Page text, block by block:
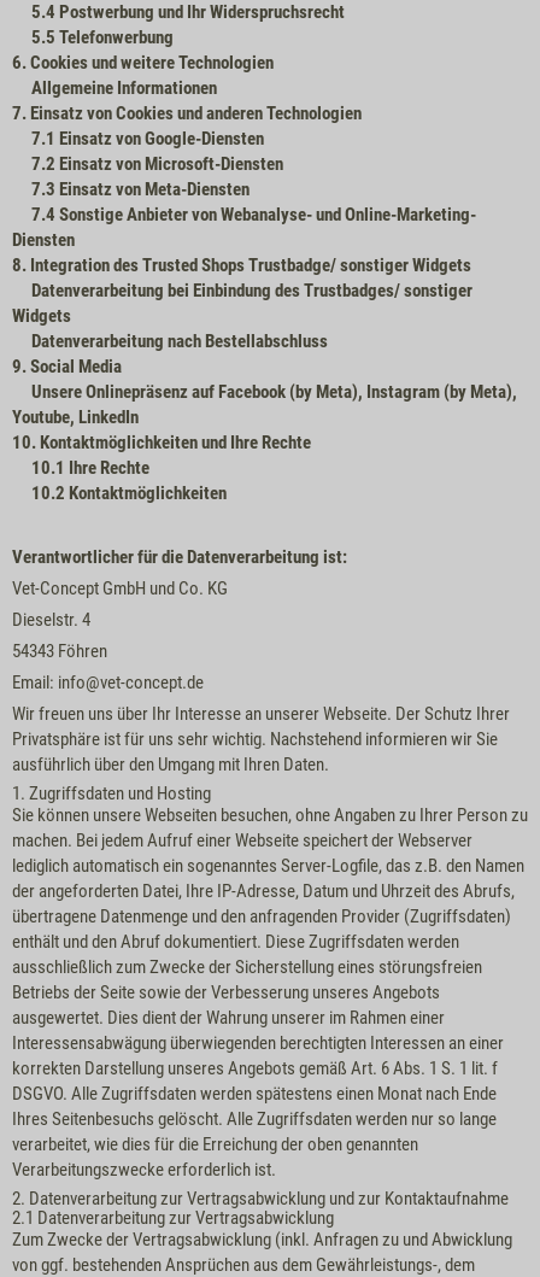
5.4 Postwerbung und Ihr Widerspruchsrecht
5.5 Telefonwerbung
6.Cookies und weitere Technologien
Allgemeine Informationen
7. Einsatz von Cookies und anderen Technologien
7.1 Einsatz von Google-Diensten
7.2 Einsatz von Microsoft-Diensten
7.3 Einsatz von Meta-Diensten
7.4 Sonstige Anbieter von Webanalyse- und Online-Marketing-
Diensten
8. Integration des Trusted Shops Trustbadge/ sonstiger Widgets
Datenverarbeitung bei Einbindung des Trustbadges/ sonstiger
Widgets
Datenverarbeitung nach Bestellabschluss
9.Social Media
Unsere Onlinepräsenz auf Facebook (by Meta), Instagram (by Meta),
Youtube, LinkedIn
10. Kontaktmöglichkeiten und Ihre Rechte
10.1 Ihre Rechte
10.2 Kontaktmöglichkeiten
Verantwortlicher für die Datenverarbeitung ist:
Vet-Concept GmbH und Co. KG
Dieselstr. 4
54343 Föhren
Email: info@vet-concept.de
Wir freuen uns über Ihr Interesse an unserer Webseite. Der Schutz Ihrer
Privatsphäre ist für uns sehr wichtig. Nachstehend informieren wir Sie
ausführlich über den Umgang mit Ihren Daten.
1. Zugriffsdaten und Hosting
Sie können unsere Webseiten besuchen, ohne Angaben zu Ihrer Person zu
machen. Bei jedem Aufruf einer Webseite speichert der Webserver
lediglich automatisch ein sogenanntes Server-Logfile, das z.B. den Namen
der angeforderten Datei, Ihre IP-Adresse, Datum und Uhrzeit des Abrufs,
übertragene Datenmenge und den anfragenden Provider (Zugriffsdaten)
enthält und den Abruf dokumentiert. Diese Zugriffsdaten werden
ausschließlich zum Zwecke der Sicherstellung eines störungsfreien
Betriebs der Seite sowie der Verbesserung unseres Angebots
ausgewertet. Dies dient der Wahrung unserer im Rahmen einer
Interessensabwägung überwiegenden berechtigten Interessen an einer
korrekten Darstellung unseres Angebots gemäß Art. 6 Abs. 1 S. 1 lit. f
DSGVO. Alle Zugriffsdaten werden spätestens einen Monat nach Ende
Ihres Seitenbesuchs gelöscht. Alle Zugriffsdaten werden nur so lange
verarbeitet, wie dies für die Erreichung der oben genannten
Verarbeitungszwecke erforderlich ist.
2. Datenverarbeitung zur Vertragsabwicklung und zur Kontaktaufnahme
2.1 Datenverarbeitung zur Vertragsabwicklung
Zum Zwecke der Vertragsabwicklung (inkl. Anfragen zu und Abwicklung
von ggf. bestehenden Ansprüchen aus dem Gewährleistungs-, dem